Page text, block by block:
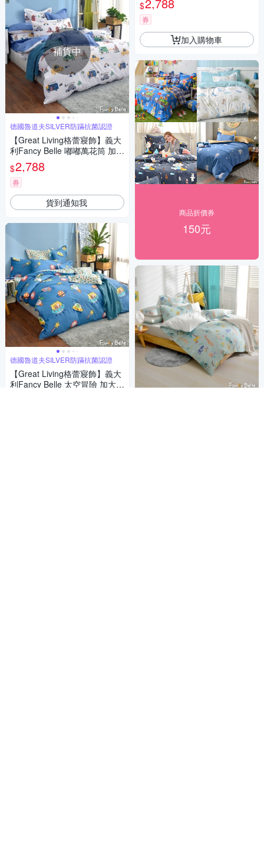
補貨中
德國魯道夫SILVER防蹣抗菌認證
【Great Living格蕾寢飾】義大
利Fancy Belle 嘟嘟萬花筒 加大
純棉四件式防蹣抗菌吸濕排汗
兩用被床包組
$2,788
券
貨到通知我
德國魯道夫SILVER防蹣抗菌認證
【Great Living格蕾寢飾】義大
利Fancy Belle 太空冒險 加大純
用被床包組
$2,788
券
加入購物車
商品折價券
150元